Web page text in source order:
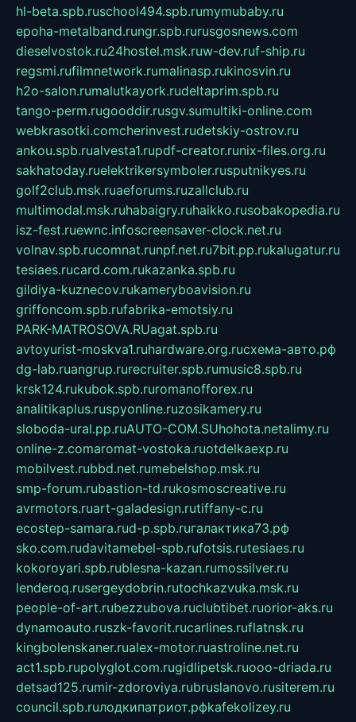
hl-beta.spb.ruschool494.spb.rumymubaby.ru
epoha-metalband.rungr.spb.rurusgosnews.com
dieselvostok.ru24hostel.msk.ruw-dev.ruf-ship.ru
regsmi.rufilmnetwork.rumalinasp.rukinosvin.ru
h2o-salon.rumalutkayork.rudeltaprim.spb.ru
tango-perm.rugooddir.rusgv.sumultiki-online.com
webkrasotki.comcherinvest.rudetskiy-ostrov.ru
ankou.spb.rualvesta1.rupdf-creator.runix-files.org.ru
sakhatoday.ruelektrikersymboler.rusputnikyes.ru
golf2club.msk.ruaeforums.ruzallclub.ru
multimodal.msk.ruhabaigry.ruhaikko.rusobakopedia.ru
isz-fest.ruewnc.infoscreensaver-clock.net.ru
volnav.spb.rucomnat.runpf.net.ru7bit.pp.rukalugatur.ru
tesiaes.rucard.com.rukazanka.spb.ru
gildiya-kuznecov.rukameryboavision.ru
griffoncom.spb.rufabrika-emotsiy.ru
PARK-MATROSOVA.RUagat.spb.ru
avtoyurist-moskva1.ruhardware.org.ruсхема-авто.рф
dg-lab.ruangrup.rurecruiter.spb.rumusic8.spb.ru
krsk124.rukubok.spb.ruromanofforex.ru
analitikaplus.ruspyonline.ruzosikamery.ru
sloboda-ural.pp.ruAUTO-COM.SUhohota.netalimy.ru
online-z.comaromat-vostoka.ruotdelkaexp.ru
mobilvest.rubbd.net.rumebelshop.msk.ru
smp-forum.rubastion-td.rukosmoscreative.ru
avrmotors.ruart-galadesign.rutiffany-c.ru
ecostep-samara.rud-p.spb.ruгалактика73.рф
sko.com.rudavitamebel-spb.rufotsis.rutesiaes.ru
kokoroyari.spb.rublesna-kazan.rumossilver.ru
lenderoq.rusergeydobrin.rutochkazvuka.msk.ru
people-of-art.rubezzubova.ruclubtibet.ruorior-aks.ru
dynamoauto.ruszk-favorit.rucarlines.ruflatnsk.ru
kingbolenskaner.rualex-motor.ruastroline.net.ru
act1.spb.rupolyglot.com.rugidlipetsk.ruooo-driada.ru
detsad125.rumir-zdoroviya.rubruslanovo.rusiterem.ru
council.spb.ruлодкипатриот.рфkafekolizey.ru